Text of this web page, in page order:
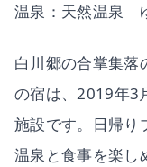
温泉：天然温泉「
白川郷の合掌集落
の宿は、2019年3
施設です。日帰り
温泉と食事を楽し